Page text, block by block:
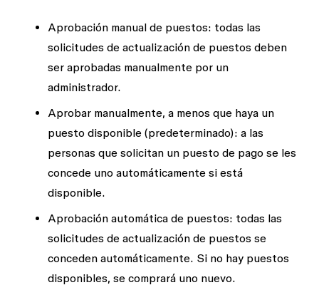
Aprobación manual de puestos: todas las
solicitudes de actualización de puestos deben
ser aprobadas manualmente por un
administrador.
Aprobar manualmente, a menos que haya un
puesto disponible(predeterminado): a las
personas que solicitan un puesto de pago se les
concede uno automáticamente si está
disponible.
Aprobación automática de puestos: todas las
solicitudes de actualización de puestos se
conceden automáticamente. Si no hay puestos
disponibles, se comprará uno nuevo.